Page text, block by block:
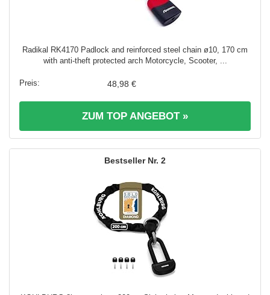
Radikal RK4170 Padlock and reinforced steel chain ø10, 170 cm
with anti-theft protected arch Motorcycle, Scooter, ...
48,98 €
ZUM TOP ANGEBOT »
2